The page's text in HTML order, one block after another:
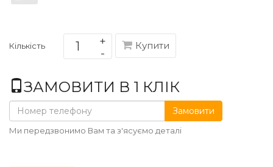
Кількість Купити
ЗАМОВИТИ В 1 КЛІК
Замовити
Ми передзвонимо Вам та з'ясуємо деталі